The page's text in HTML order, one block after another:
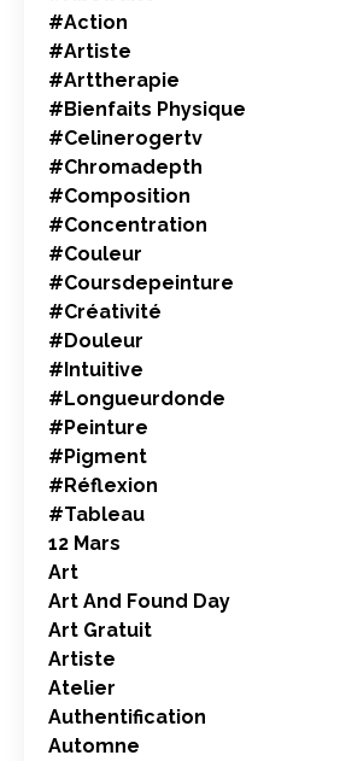
#action
#artiste
#arttherapie
#bienfaits Physique
#celinerogertv
#chromadepth
#composition
#concentration
#couleur
#coursdepeinture
#créativité
#douleur
#intuitive
#longueurdonde
#peinture
#pigment
#réflexion
#tableau
12 Mars
Art
Art And Found Day
Art Gratuit
Artiste
Atelier
Authentification
Automne